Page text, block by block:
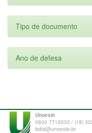
Tipo de documento
Ano de defesa
Unoeste
0800 7715533 / (18)
bdtd@unoeste.br